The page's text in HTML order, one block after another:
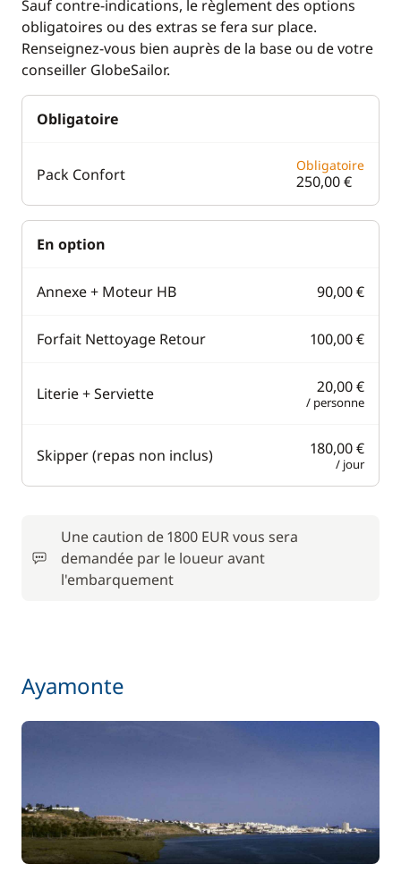
Sauf contre-indications, le règlement des options
obligatoires ou des extras se fera sur place.
Renseignez-vous bien auprès de la base ou de votre
conseiller GlobeSailor.
Obligatoire
Pack Confort Obligatoire
250,00 €
En option
Annexe + Moteur HB 90,00 €
Forfait Nettoyage Retour 100,00 €
Literie + Serviette 20,00 €
/ personne
Skipper (repas non inclus) 180,00 €
/ jour
Une caution de 1800 EUR vous sera
demandée par le loueur avant
l'embarquement
Ayamonte